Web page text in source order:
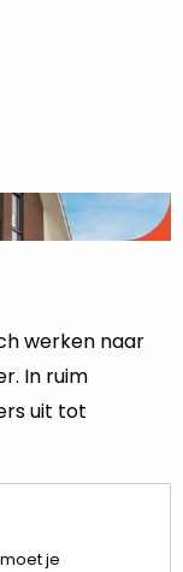
werken naar
In ruim
uit tot
je